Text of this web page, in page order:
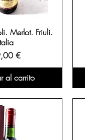
Merlot. Friuli.
€
al carrito